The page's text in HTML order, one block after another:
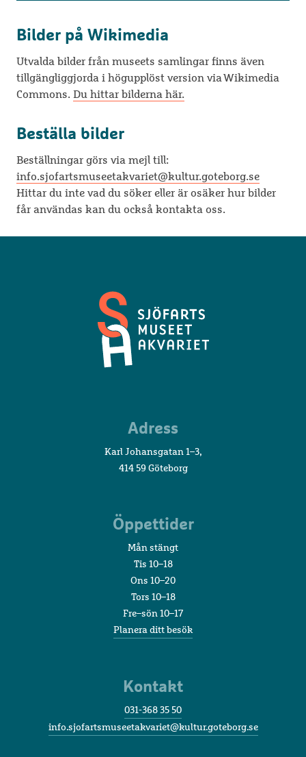
Bilder på Wikimedia
Utvalda bilder från museets samlingar finns även
tillgängliggjorda i högupplöst version via Wikimedia
Commons. Du hittar bilderna här.
Beställa bilder
Beställningar görs via mejl till:
info.sjofartsmuseetakvariet@kultur.goteborg.se
Hittar du inte vad du söker eller är osäker hur bilder
får användas kan du också kontakta oss.
AkvarietAdress
Karl Johansgatan 1–3,
414 59 Göteborg
Öppettider
Mån stängt
Tis 10–18
Ons 10–20
Tors 10–18
Fre–sön 10–17
Planera ditt besök
Kontakt
031-368 35 50
info.sjofartsmuseetakvariet@kultur.goteborg.se